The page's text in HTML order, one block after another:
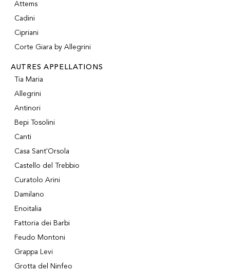
Attems
Cadini
Cipriani
Corte Giara by Allegrini
AUTRES APPELLATIONS
Tia Maria
Allegrini
Antinori
Bepi Tosolini
Canti
Casa Sant'Orsola
Castello del Trebbio
Curatolo Arini
Damilano
Enoitalia
Fattoria dei Barbi
Feudo Montoni
Grappa Levi
Grotta del Ninfeo